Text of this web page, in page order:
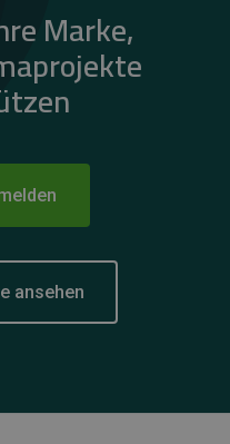
Marke,
ansehen